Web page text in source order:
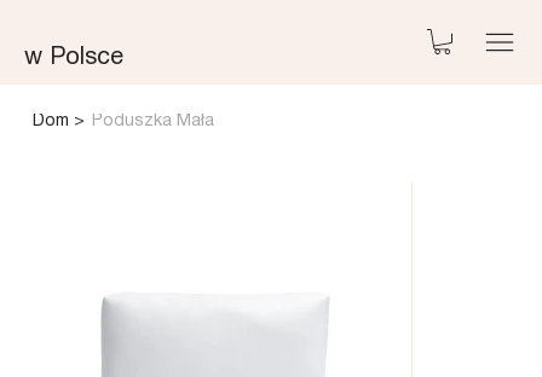
w Polsce
Dom > Poduszka Mała